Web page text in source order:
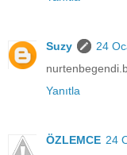
Suzy
24
Yanıtla
ÖZLEMCE 24